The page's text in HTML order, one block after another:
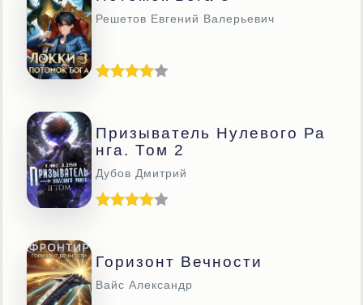
Решетов Евгений Валерьевич
Призыватель Нулевого Ра
Нга. Том 2
Дубов Дмитрий
Горизонт Вечности
Вайс Александр